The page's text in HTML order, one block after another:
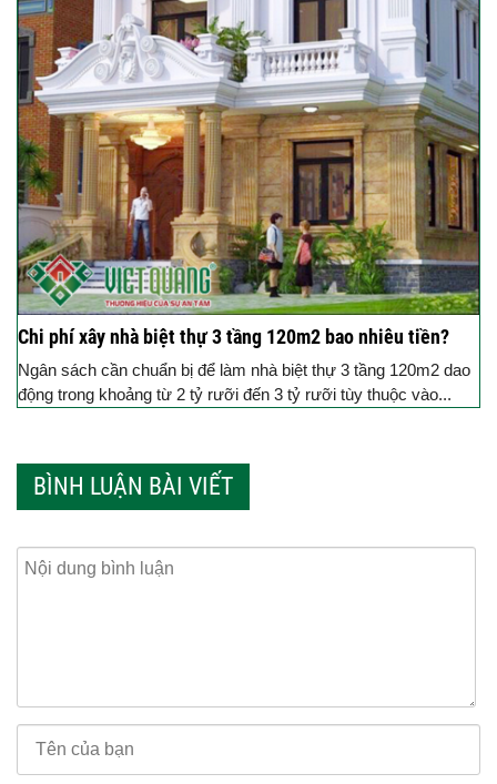
Chi phí xây nhà biệt thự 3 tầng 120m2 bao nhiêu tiền?
Ngân sách cần chuẩn bị để làm nhà biệt thự 3 tầng 120m2 dao
động trong khoảng từ 2 tỷ rưỡi đến 3 tỷ rưỡi tùy thuộc vào...
BÌNH LUẬN BÀI VIẾT